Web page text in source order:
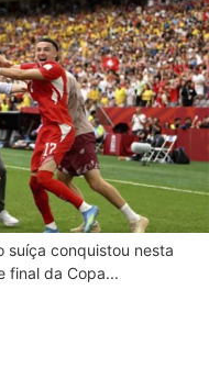
suíça conquistou nesta
final da Copa...